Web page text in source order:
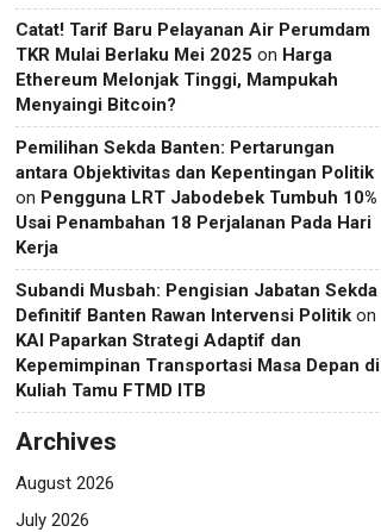
Catat! Tarif Baru Pelayanan Air Perumdam
TKR Mulai Berlaku Mei 2025 on Harga
Ethereum Melonjak Tinggi, Mampukah
Menyaingi Bitcoin?
Pemilihan Sekda Banten: Pertarungan
antara Objektivitas dan Kepentingan Politik
on Pengguna LRT Jabodebek Tumbuh 10%
Usai Penambahan 18 Perjalanan Pada Hari
Kerja
Subandi Musbah: Pengisian Jabatan Sekda
Definitif Banten Rawan Intervensi Politik on
KAI Paparkan Strategi Adaptif dan
Kepemimpinan Transportasi Masa Depan di
Kuliah Tamu FTMD ITB
Archives
August 2026
July 2026